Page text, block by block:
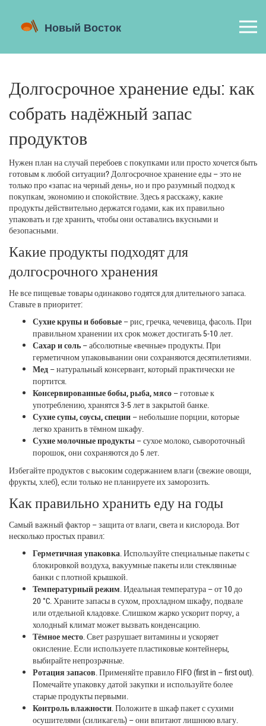
Долгосрочное хранение еды: как
собрать надёжный запас
продуктов
Нужен план на случай перебоев с покупками или просто хочется быть
готовым к любой ситуации? Долгосрочное хранение еды – это не
только про «запас на черный день», но и про разумный подход к
покупкам, экономию и спокойствие. Здесь я расскажу, какие
продукты действительно держатся годами, как их правильно
упаковать и где хранить, чтобы они оставались вкусными и
безопасными.
Какие продукты подходят для
долгосрочного хранения
Не все пищевые товары одинаково годятся для длительного запаса.
Ставьте в приоритет:
Сухие крупы и бобовые – рис, гречка, чечевица, фасоль. При
правильном хранении их срок может достигать 5‑10 лет.
Сахар и соль – абсолютные «вечные» продукты. При
герметичном упаковывании они сохраняются десятилетиями.
Мед – натуральный консервант, который практически не
портится.
Консервированные бобы, рыба, мясо – готовые к
употреблению, хранятся 3‑5 лет в закрытой банке.
Сухие супы, соусы, специи – небольшие порции, которые
легко хранить в тёмном шкафу.
Сухие молочные продукты – сухое молоко, сывороточный
порошок, они сохраняются до 5 лет.
Избегайте продуктов с высоким содержанием влаги (свежие овощи,
фрукты, хлеб), если только не планируете их заморозить.
Как правильно хранить еду на годы
Самый важный фактор – защита от влаги, света и кислорода. Вот
несколько простых правил:
Герметичная упаковка . Используйте специальные пакеты с
блокировкой воздуха, вакуумные пакеты или стеклянные
банки с плотной крышкой.
Температурный режим . Идеальная температура – от 10 до
20 °C. Храните запасы в сухом, прохладном шкафу, подвале
или отдельной кладовке. Слишком жарко ускорит порчу, а
холодный климат может вызвать конденсацию.
Тёмное место . Свет разрушает витамины и ускоряет
окисление. Если используете пластиковые контейнеры,
выбирайте непрозрачные.
Ротация запасов . Применяйте правило FIFO (first in – first out).
Помечайте упаковку датой закупки и используйте более
старые продукты первыми.
Контроль влажности . Положите в шкаф пакет с сухими
осушителями (силикагель) – они впитают лишнюю влагу.